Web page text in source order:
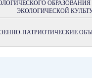
ЭКОЛОГИЧЕСКОЙ
ПАТРИОТИЧЕСКИЕ